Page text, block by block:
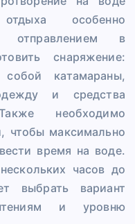
особенно
отправлением в
снаряжение:
катамараны,
и средства
необходимо
чтобы максимально
время на воде.
часов до
выбрать вариант
и уровню